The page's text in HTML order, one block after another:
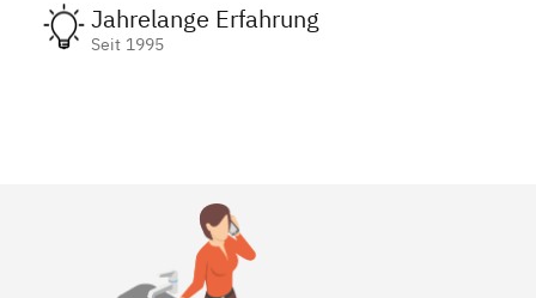
Jahrelange Erfahrung
Seit 1995